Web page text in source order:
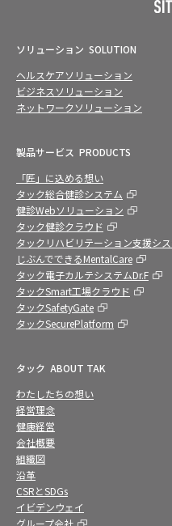
ソリューション SOLUTION
ヘルスケアソリューション
ビジネスソリューション
ネットワークソリューション
製品サービス PRODUCTS
「匠」に込める想い
タック総合健診システム
健診Webソリューション
タック健診クラウド
タックリハビリテーション支援シ
じぶんでできるMentalCare
タック電子カルテシステムDr.F
タックSmart工場クラウド
タックSafetyGate
タックSecurePlatform
タック ABOUT TAK
わたしたちの想い
経営理念
健康経営
会社概要
組織図
沿革
CSRとSDGs
イビデンウェイ
グループ会社